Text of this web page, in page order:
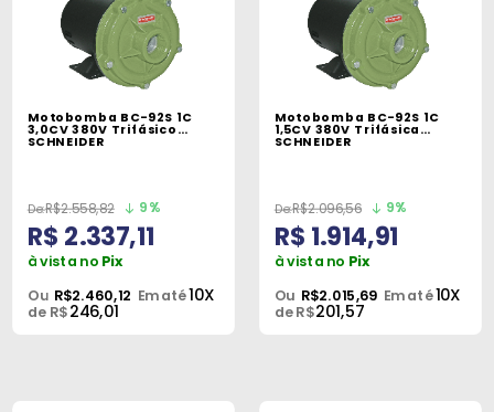
Motobomba BC-92S 1C
3,0CV 380V Trifásico
SCHNEIDER
R$2.558,82 9%
R$ 2.337,11
à vista no Pix
Ou R$2.460,12 Em até10X
de R$246,01
Motobomba BC-92S 1C
1,5CV 380V Trifásica
SCHNEIDER
R$2.096,56 9%
R$ 1.914,91
à vista no Pix
Ou R$2.015,69 Em até10X
de R$201,57